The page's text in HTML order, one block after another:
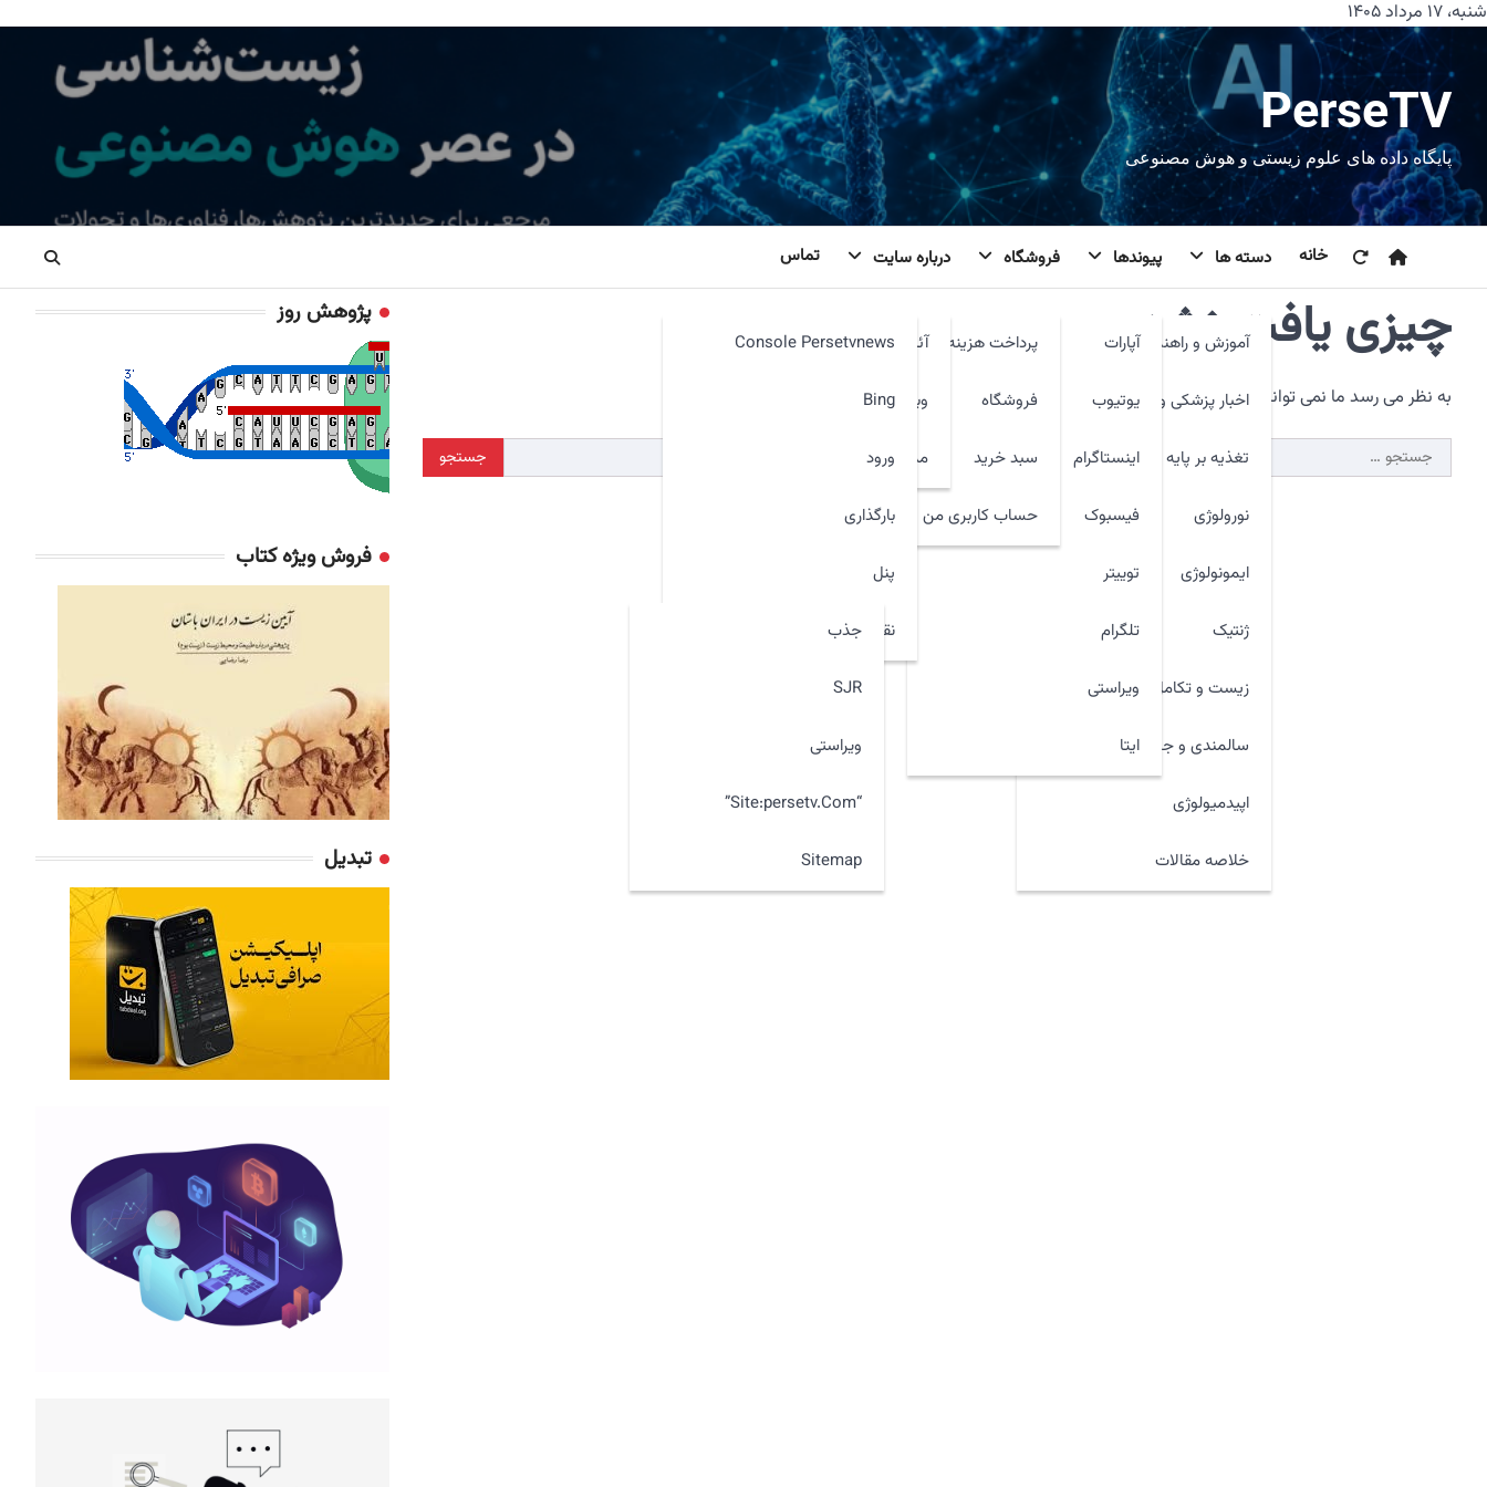
پرش
محتوا
شنبه، ۱۷ مرداد ۱۴۰۵
PerseTV
پایگاه داده های علوم زیستی و هوش مصنوعی
خانه دسته ها
آموزش و راهنما
اخبار پزشکی و فنآوری
تغذیه بر پایه شواهد
نورولوژی
ایمونولوژی
ژنتیک
زیست و تکامل
سالمندی و جوان سازی
اپیدمیولوژی
خلاصه مقالات
پیوندها
آپارات
یوتیوب
اینستاگرام
فیسبوک
توییتر
تلگرام
ویراستی
ایتا
فروشگاه
پرداخت هزینه
فروشگاه
سبد خرید
حساب کاربری من
درباره سایت
آئین نامهConsole Persetvnews
Bing
ورود
بارگذاری
پنل
نقشه سایت
جذب
SJR
ویراستی
“site:persetv.com”
Sitemap
وبمیل
مدیر سایت
تماس
چیزی یافت نشد.
به نظر می رسد ما نمی توانیم آنچه شما به دنبال آن هستید را پیدا کنیم. شاید جستجو بتواند کمک کند.
جستجو
برای:
پژوهش روز
فروش ویژه کتاب
تبدیل